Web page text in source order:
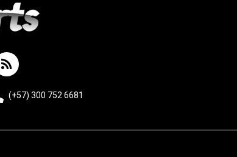
(+57) 300 752 6681